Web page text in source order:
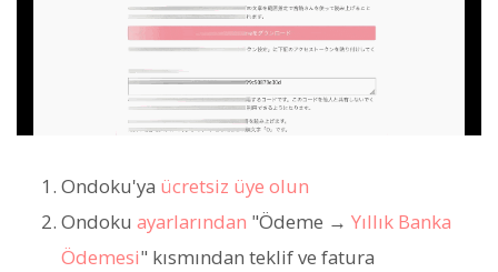
Ondoku'ya ücretsiz üye olun
Ondoku ayarlarından "Ödeme → Yıllık Banka
Ödemesi" kısmından teklif ve fatura